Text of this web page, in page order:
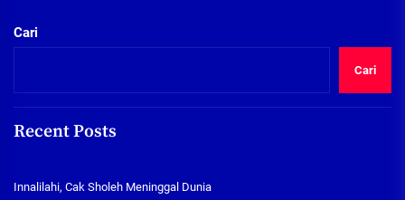
Cari
Cari
Recent Posts
Innalilahi, Cak Sholeh Meninggal Dunia